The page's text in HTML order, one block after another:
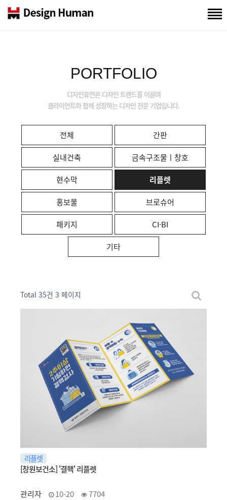
PORTFOLIO
디자인휴먼은 디자인 트랜드를 이끌며
클라이언트와 함께 성장하는 디자인 전문 기업입니다.
전체
간판
실내건축
금속구조물ㅣ창호
현수막
리플렛
홍보물
브로슈어
패키지
CI·BI
기타
Total 35건 3 페이지
리플렛
[창원보건소] '결핵' 리플렛
관리자 10-20 7704